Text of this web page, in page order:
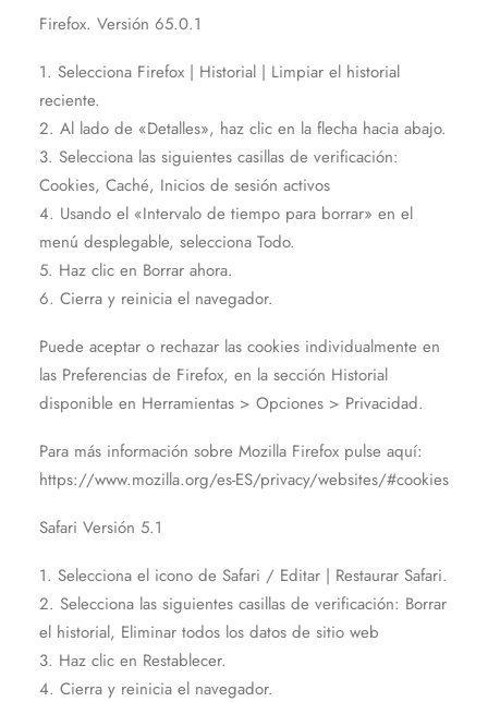
Firefox. Versión 65.0.1
1. Selecciona Firefox | Historial | Limpiar el historial
reciente.
2. Al lado de «Detalles», haz clic en la flecha hacia abajo.
3. Selecciona las siguientes casillas de verificación:
Cookies, Caché, Inicios de sesión activos
4. Usando el «Intervalo de tiempo para borrar» en el
menú desplegable, selecciona Todo.
5. Haz clic en Borrar ahora.
6. Cierra y reinicia el navegador.
Puede aceptar o rechazar las cookies individualmente en
las Preferencias de Firefox, en la sección Historial
disponible en Herramientas > Opciones > Privacidad.
Para más información sobre Mozilla Firefox pulse aquí:
https://www.mozilla.org/es-ES/privacy/websites/#cookies
Safari Versión 5.1
1. Selecciona el icono de Safari / Editar | Restaurar Safari.
2. Selecciona las siguientes casillas de verificación: Borrar
el historial, Eliminar todos los datos de sitio web
3. Haz clic en Restablecer.
4. Cierra y reinicia el navegador.